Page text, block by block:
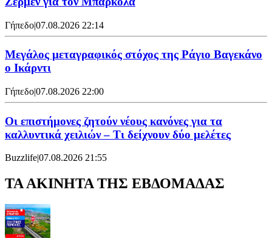
Γήπεδο|07.08.2026 22:14
Μεγάλος μεταγραφικός στόχος της Ράγιο Βαγεκάνο
ο Ικάρντι
Γήπεδο|07.08.2026 22:00
Οι επιστήμονες ζητούν νέους κανόνες για τα
καλλυντικά χειλιών – Τι δείχνουν δύο μελέτες
Buzzlife|07.08.2026 21:55
ΤΑ ΑΚΙΝΗΤΑ ΤΗΣ ΕΒΔΟΜΑΔΑΣ